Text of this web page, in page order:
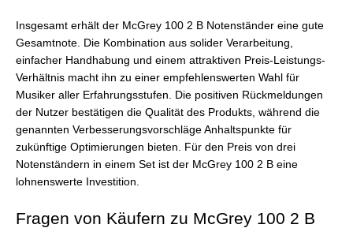
Insgesamt erhält der McGrey 100 2 B Notenständer eine gute
Gesamtnote. Die Kombination aus solider Verarbeitung,
einfacher Handhabung und einem attraktiven Preis-Leistungs-
Verhältnis macht ihn zu einer empfehlenswerten Wahl für
Musiker aller Erfahrungsstufen. Die positiven Rückmeldungen
der Nutzer bestätigen die Qualität des Produkts, während die
genannten Verbesserungsvorschläge Anhaltspunkte für
zukünftige Optimierungen bieten. Für den Preis von drei
Notenständern in einem Set ist der McGrey 100 2 B eine
lohnenswerte Investition.
Fragen von Käufern zu McGrey 100 2 B